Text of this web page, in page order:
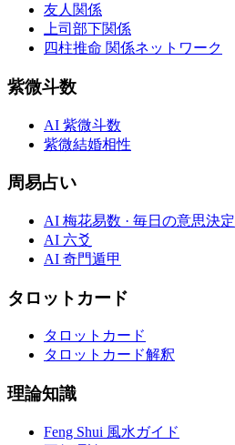
友人関係
上司部下関係
四柱推命 関係ネットワーク
紫微斗数
AI 紫微斗数
紫微結婚相性
周易占い
AI 梅花易数 · 毎日の意思決定
AI 六爻
AI 奇門遁甲
タロットカード
タロットカード
タロットカード解釈
理論知識
Feng Shui 風水ガイド